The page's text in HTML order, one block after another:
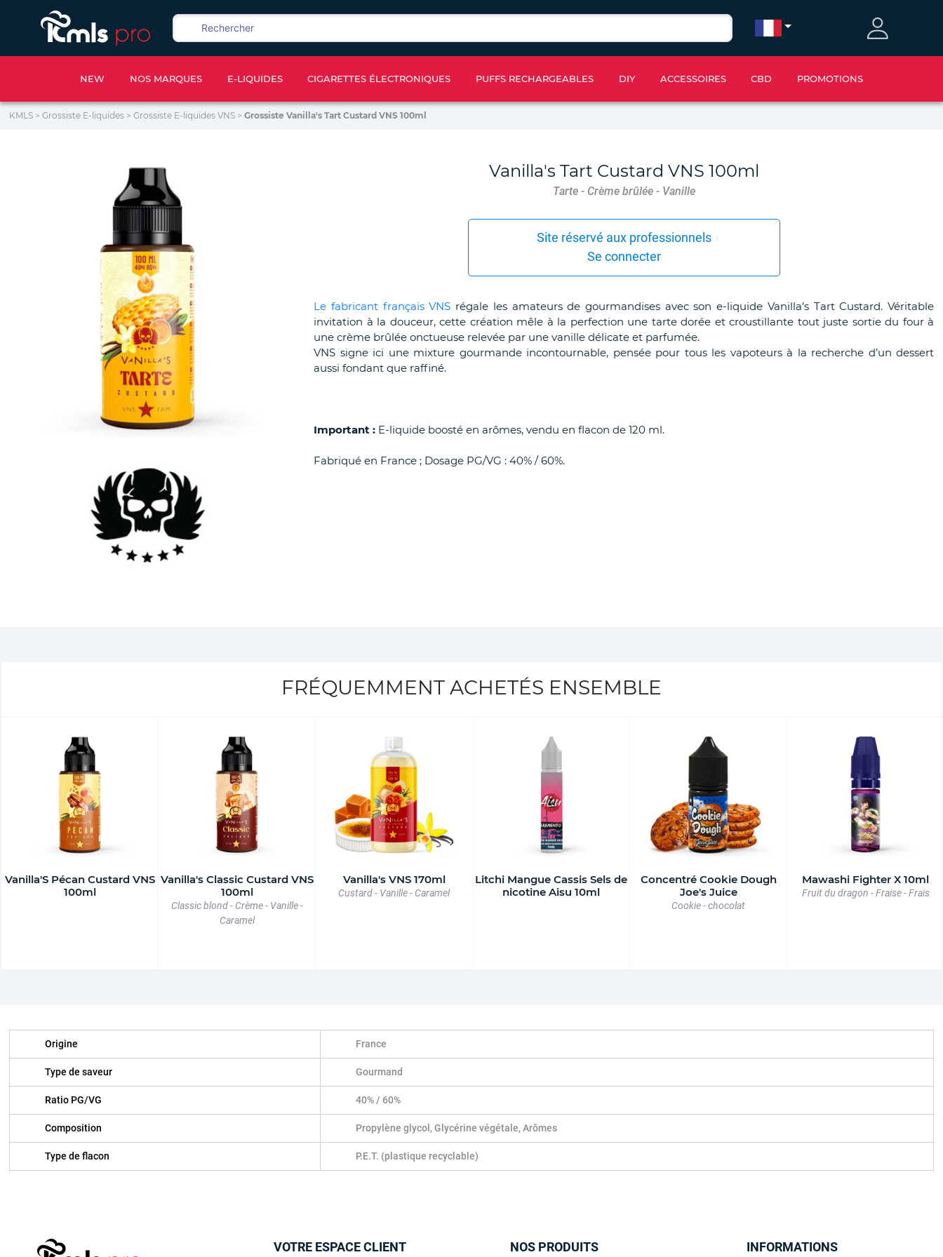
NEW NOS MARQUES E-LIQUIDES CIGARETTES ÉLECTRONIQUES PUFFS RECHARGEABLES DIY ACCESSOIRES CBD PROMOTIONS
KMLS > Grossiste E-liquides > Grossiste E-liquides VNS > Grossiste Vanilla's Tart Custard VNS 100ml
Vanilla's Tart Custard VNS 100ml
Tarte - Crème brûlée - Vanille
Site réservé aux professionnels
Se connecter
Le fabricant français VNS régale les amateurs de gourmandises avec son e-liquide Vanilla’s Tart Custard. Véritable
invitation à la douceur, cette création mêle à la perfection une tarte dorée et croustillante tout juste sortie du four à
une crème brûlée onctueuse relevée par une vanille délicate et parfumée.
VNS signe ici une mixture gourmande incontournable, pensée pour tous les vapoteurs à la recherche d’un dessert
aussi fondant que raffiné.
Important : E-liquide boosté en arômes, vendu en flacon de 120 ml.
Fabriqué en France ; Dosage PG/VG : 40% / 60%.
FRÉQUEMMENT ACHETÉS ENSEMBLE
Vanilla'S Pécan Custard VNS
100ml
Vanilla's Classic Custard VNS
100ml
Classic blond - Crème - Vanille -
Caramel
Vanilla's VNS 170ml
Custard - Vanille - Caramel
Litchi Mangue Cassis Sels de
nicotine Aisu 10ml
Concentré Cookie Dough
Joe's Juice
Cookie - chocolat
Mawashi Fighter X 10ml
Fruit du dragon - Fraise - Frais
Origine France
Type de saveur Gourmand
Ratio PG/VG 40% / 60%
Composition Propylène glycol, Glycérine végétale, Arômes
Type de flacon P.E.T. (plastique recyclable)
VOTRE ESPACE CLIENT NOS PRODUITS INFORMATIONS